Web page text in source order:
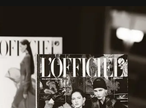
commerce, and culture
precision.